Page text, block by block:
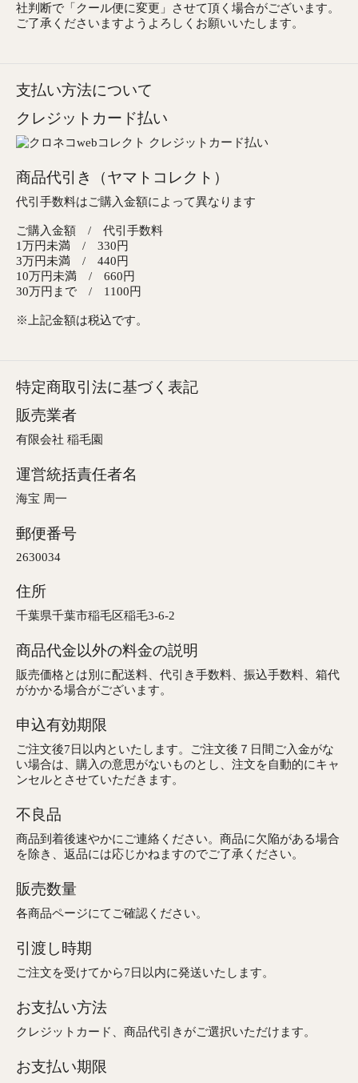
社判断で「クール便に変更」させて頂く場合がございます。
ご了承くださいますようよろしくお願いいたします。
支払い方法について
クレジットカード払い
商品代引き（ヤマトコレクト）
代引手数料はご購入金額によって異なります
ご購入金額 / 代引手数料
1万円未満 / 330円
3万円未満 / 440円
10万円未満 / 660円
30万円まで / 1100円
※上記金額は税込です。
特定商取引法に基づく表記
販売業者
有限会社 稲毛園
運営統括責任者名
海宝 周一
郵便番号
2630034
住所
千葉県千葉市稲毛区稲毛3-6-2
商品代金以外の料金の説明
販売価格とは別に配送料、代引き手数料、振込手数料、箱代
がかかる場合がございます。
申込有効期限
ご注文後7日以内といたします。ご注文後７日間ご入金がな
い場合は、購入の意思がないものとし、注文を自動的にキャ
ンセルとさせていただきます。
不良品
商品到着後速やかにご連絡ください。商品に欠陥がある場合
を除き、返品には応じかねますのでご了承ください。
販売数量
各商品ページにてご確認ください。
引渡し時期
ご注文を受けてから7日以内に発送いたします。
お支払い方法
クレジットカード、商品代引きがご選択いただけます。
お支払い期限